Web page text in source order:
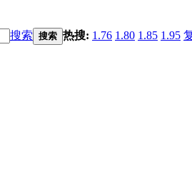
搜索 搜索 热搜: 1.76 1.80 1.85 1.95